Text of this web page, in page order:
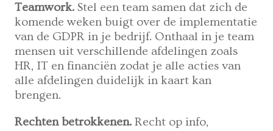
Teamwork.Stel een team samen dat zich de
komende weken buigt over de implementatie
van de GDPR in je bedrijf. Onthaal in je team
mensen uit verschillende afdelingen zoals
HR, IT en financiën zodat je alle acties van
alle afdelingen duidelijk in kaart kan
brengen.
Rechten betrokkenen.Recht op info,